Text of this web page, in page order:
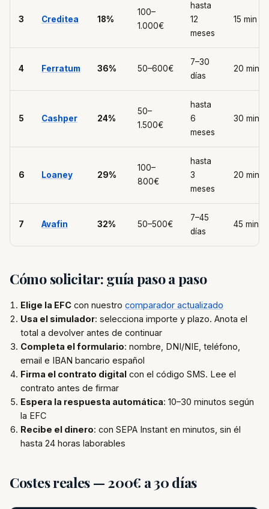
3 Creditea 18%
100–
1.000€
hasta
12
meses
15 min
4 Ferratum 36% 50–600€
7–30
días
20 min
5 Cashper 24%
50–
1.500€
hasta
6
meses
30 min
6 Loaney 29%
100–
800€
hasta
3
meses
20 min
7 Avafin 32% 50–500€
7–45
días
45 min
Cómo solicitar: guía paso a paso
Elige la EFC con nuestro comparador actualizado
Usa el simulador: selecciona importe y plazo. Anota el
total a devolver antes de continuar
Completa el formulario: nombre, DNI/NIE, teléfono,
email e IBAN bancario español
Firma el contrato digital con el código SMS. Lee el
contrato antes de firmar
Espera la respuesta automática: 10–30 minutos según
la EFC
Recibe el dinero: con SEPA Instant en minutos, sin él
hasta 24 horas laborables
Costes reales — 200€ a 30 días